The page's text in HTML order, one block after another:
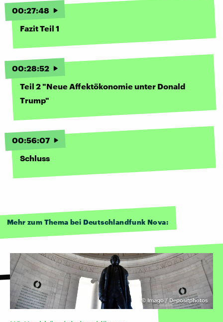
00:27:48
Fazit Teil 1
00:28:52
Teil 2 "Neue Affektökonomie unter Donald
Trump"
00:56:07
Schluss
Mehr zum Thema bei Deutschlandfunk Nova:
© Imago / Depositphotos